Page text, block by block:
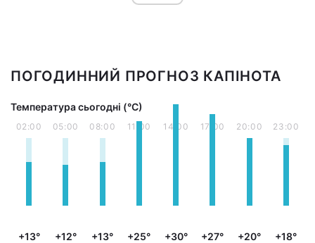
ПОГОДИННИЙ ПРОГНОЗ КАПІНОТА
Температура сьогодні (°С)
02:00
+13°
05:00
+12°
08:00
+13°
11:00
+25°
14:00
+30°
17:00
+27°
20:00
+20°
23:00
+18°